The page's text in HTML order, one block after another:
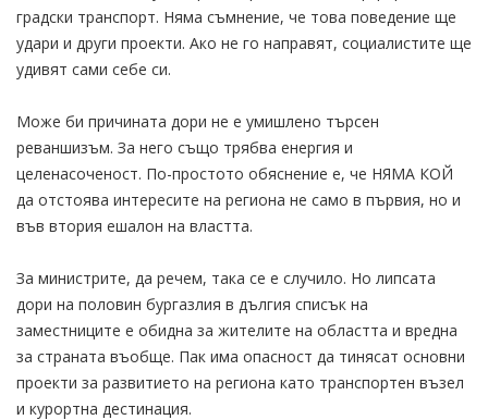
градски транспорт. Няма съмнение, че това поведение ще
удари и други проекти. Ако не го направят, социалистите ще
удивят сами себе си.
Може би причината дори не е умишлено търсен
реваншизъм. За него също трябва енергия и
целенасоченост. По-простото обяснение е, че НЯМА КОЙ
да отстоява интересите на региона не само в първия, но и
във втория ешалон на властта.
За министрите, да речем, така се е случило. Но липсата
дори на половин бургазлия в дългия списък на
заместниците е обидна за жителите на областта и вредна
за страната въобще. Пак има опасност да тинясат основни
проекти за развитието на региона като транспортен възел
и курортна дестинация.